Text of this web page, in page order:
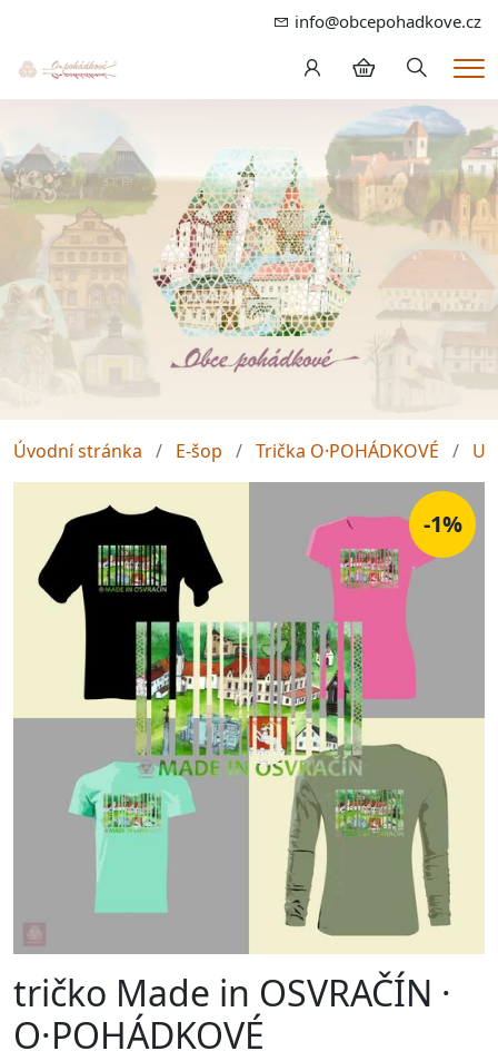
info@obcepohadkove.cz
Hledání
Úvodní stránka E-šop Trička O·POHÁDKOVÉ
-1%
tričko Made in OSVRAČÍN ·
O·POHÁDKOVÉ